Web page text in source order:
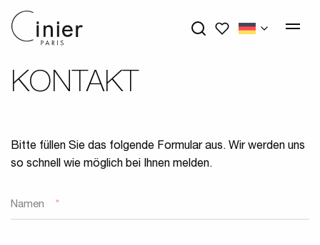
My wishlists
KONTAKT
Bitte füllen Sie das folgende Formular aus. Wir werden uns
so schnell wie möglich bei Ihnen melden.
Namen *